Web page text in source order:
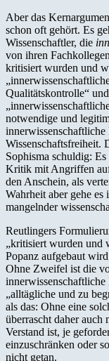
Aber das
schon oft gehört. Es
Wissenschaftler, die
von ihren
kritisiert wurden und
Qualitätskontrolle“
notwendige und
Wissenschaftsfreiheit.
Sophisma schuldig:
Kritik mit Angriffen
den Anschein, als
Wahrheit aber gehe
mangelnder
Reutlingers
„kritisiert wurden und
Popanz aufgebaut
Ohne Zweifel ist die
„alltägliche und zu
als das: Ohne eine
überrascht daher auch
Verstand ist, je
einzuschränken oder
nicht getan.